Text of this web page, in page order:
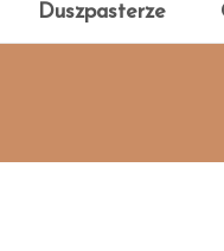
Duszpasterze